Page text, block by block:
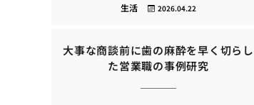
2026.04.22
生活
大事な商談前に歯の麻酔を早く切らし
た営業職の事例研究